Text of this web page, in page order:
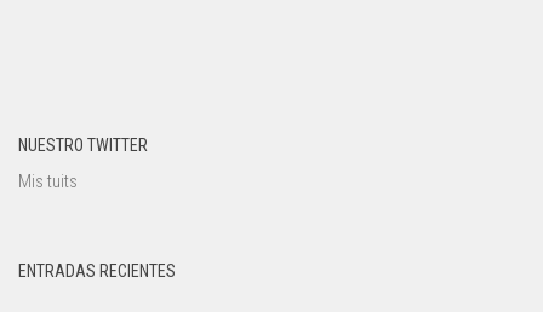
NUESTRO TWITTER
Mis tuits
ENTRADAS RECIENTES